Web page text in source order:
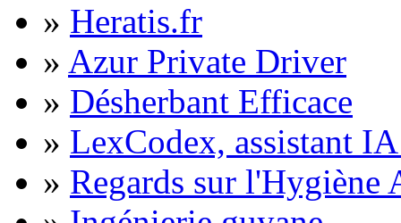
» Heratis.fr
» Azur Private Driver
» Désherbant Efficace
» LexCodex, assistant
» Regards sur l'Hygiène